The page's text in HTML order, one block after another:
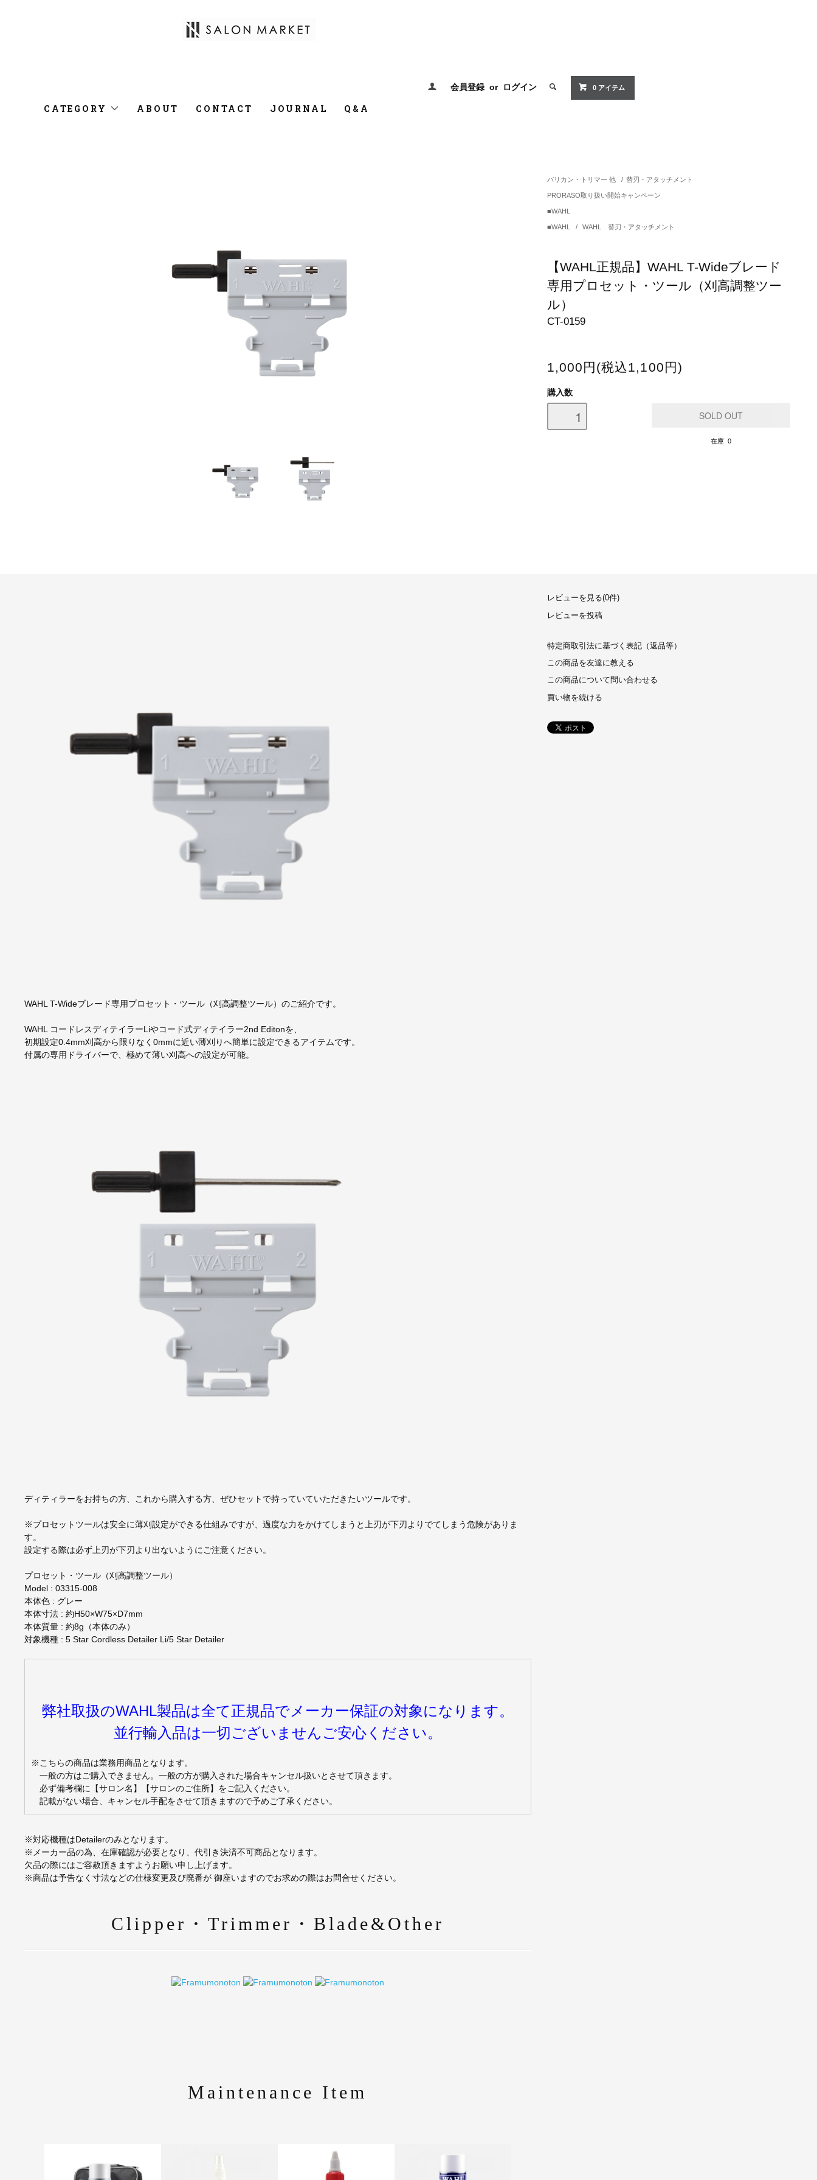
会員登録 or ログイン 0 アイテム
CATEGORY ABOUT CONTACT JOURNAL Q&A
バリカン・トリマー 他 / 替刃・アタッチメント
PRORASO取り扱い開始キャンペーン
■WAHL
■WAHL / WAHL 替刃・アタッチメント
【WAHL正規品】WAHL T-Wideブレード
専用プロセット・ツール（刈高調整ツー
ル）
CT-0159
1,000円(税込1,100円)
購入数
在庫 0
WAHL T-Wideブレード専用プロセット・ツール（刈高調整ツール）のご紹介です。
WAHL コードレスディテイラーLiやコード式ディテイラー2nd Editonを、
初期設定0.4mm刈高から限りなく0mmに近い薄刈りへ簡単に設定できるアイテムです。
付属の専用ドライバーで、極めて薄い刈高への設定が可能。
ディティラーをお持ちの方、これから購入する方、ぜひセットで持っていていただきたいツールです。
※プロセットツールは安全に薄刈設定ができる仕組みですが、過度な力をかけてしまうと上刃が下刃よりでてしまう危険がありま
す。
設定する際は必ず上刃が下刃より出ないようにご注意ください。
プロセット・ツール（刈高調整ツール）
Model : 03315-008
本体色 : グレー
本体寸法 : 約H50×W75×D7mm
本体質量 : 約8g（本体のみ）
対象機種 : 5 Star Cordless Detailer Li/5 Star Detailer
弊社取扱のWAHL製品は全て正規品でメーカー保証の対象になります。
並行輸入品は一切ございませんご安心ください。
※こちらの商品は業務用商品となります。
一般の方はご購入できません。一般の方が購入された場合キャンセル扱いとさせて頂きます。
必ず備考欄に【サロン名】【サロンのご住所】をご記入ください。
記載がない場合、キャンセル手配をさせて頂きますので予めご了承ください。
※対応機種はDetailerのみとなります。
※メーカー品の為、在庫確認が必要となり、代引き決済不可商品となります。
欠品の際にはご容赦頂きますようお願い申し上げます。
※商品は予告なく寸法などの仕様変更及び廃番が 御座いますのでお求めの際はお問合せください。
Clipper・Trimmer・Blade&Other
Maintenance Item
レビューを見る(0件)
レビューを投稿
特定商取引法に基づく表記（返品等）
この商品を友達に教える
この商品について問い合わせる
買い物を続ける